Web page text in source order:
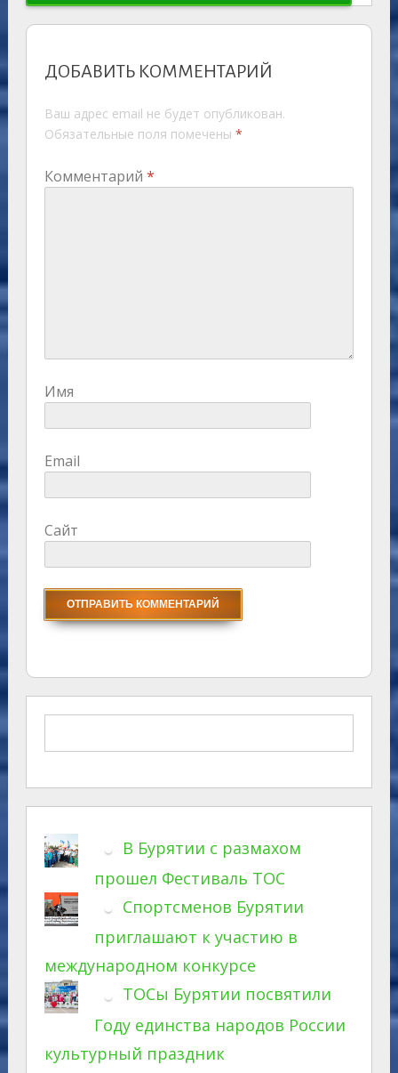
ДОБАВИТЬ КОММЕНТАРИЙ
Ваш адрес email не будет опубликован.
Обязательные поля помечены *
Комментарий *
Имя
Email
Сайт
В Бурятии с размахом
прошел Фестиваль ТОС
Спортсменов Бурятии
приглашают к участию в
международном конкурсе
ТОСы Бурятии посвятили
Году единства народов России
культурный праздник